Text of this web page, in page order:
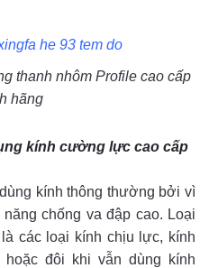
thanh nhôm Profile cao cấp
hãng
kính cường lực cao cấp
kính thông thường bởi vì
chống va đập cao. Loại
các loại kính chịu lực, kính
đôi khi vẫn dùng kính